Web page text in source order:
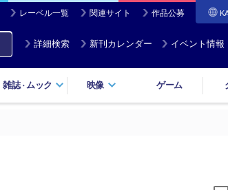
レーベル一覧 関連サイト 作品公募
詳細検索 新刊カレンダー イベント情報
雑誌・ ムック 映像 ゲーム